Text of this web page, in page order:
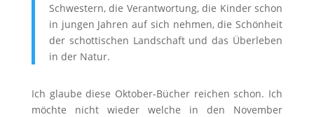
Schwestern, die Verantwortung, die Kinder schon
in jungen Jahren auf sich nehmen, die Schönheit
der schottischen Landschaft und das Überleben
in der Natur.
Ich glaube diese Oktober-Bücher reichen schon. Ich
möchte nicht wieder welche in den November